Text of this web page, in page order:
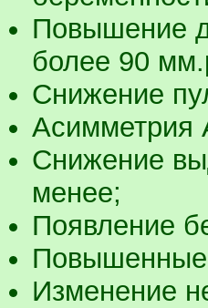
Повышение
более 90
Снижение
Асимметрия
Снижение
менее;
Появление
Изменение